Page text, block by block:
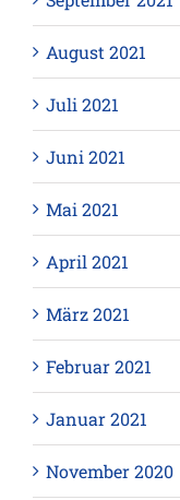
August 2021
Juli 2021
Juni 2021
Mai 2021
April 2021
März 2021
Februar 2021
Januar 2021
November 2020